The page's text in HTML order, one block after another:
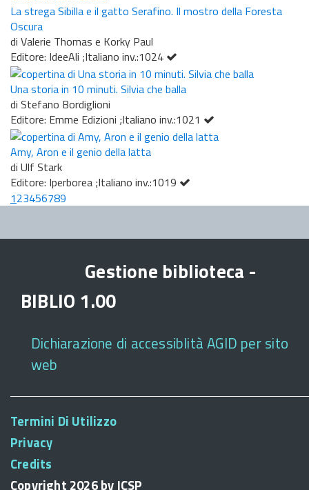
La strega Sibilla e il gatto Serafino. Il mostro della Foresta
Oscura
di Valerie Thomas e Korky Paul
Editore: IdeeAli ;Italiano inv.:1024
Una storia in 10 minuti. Silvia che balla
di Stefano Bordiglioni
Editore: Emme Edizioni ;Italiano inv.:1021
Amy, Aron e il genio della latta
di Ulf Stark
Editore: Iperborea ;Italiano inv.:1019
123456789
Gestione biblioteca -
BIBLIO 1.00
Dichiarazione di accessiblità AGID per sito
web
Termini Di Utilizzo
Privacy
Credits
Copyright 2026 by ICSP